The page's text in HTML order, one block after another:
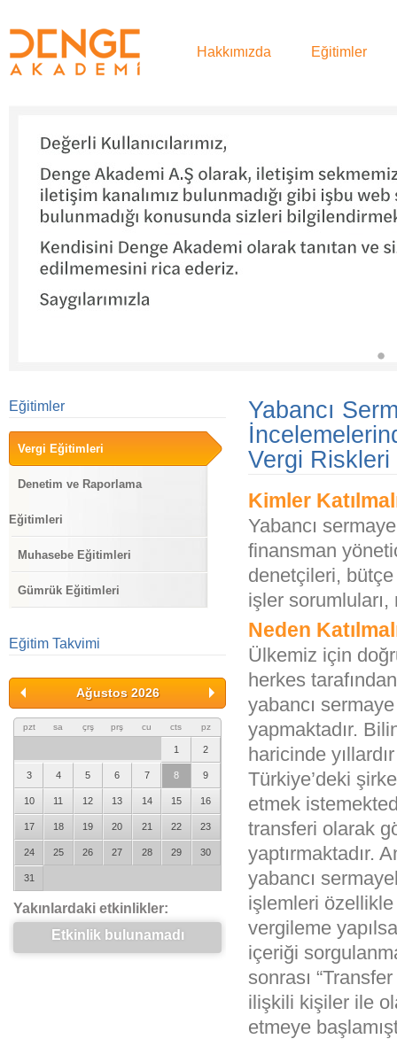
Hakkımızda Eğitimler
Eğitimler
Vergi Eğitimleri
Denetim ve Raporlama
Eğitimleri
Muhasebe Eğitimleri
Gümrük Eğitimleri
Eğitim Takvimi
Ağustos 2026
pzt sa çrş prş cu cts pz
1 2
3 4 5 6 7 8 9
10 11 12 13 14 15 16
17 18 19 20 21 22 23
24 25 26 27 28 29 30
31
Yakınlardaki etkinlikler:
Etkinlik bulunamadı
Yabancı
Vergi Riskleri
Kimler
Yabancı
finansman
denetçileri,
işler
Neden
Ülkemiz için
herkes
yabancı
yapmaktadır.
haricinde
Türkiye’deki
etmek
transferi olarak
yaptırmaktadır.
yabancı
işlemleri özellikle
vergileme
içeriği
sonrası
ilişkili kişiler ile
etmeye